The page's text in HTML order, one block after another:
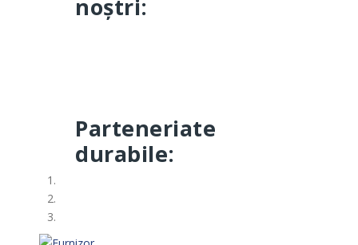
noștri:
Parteneriate
durabile: